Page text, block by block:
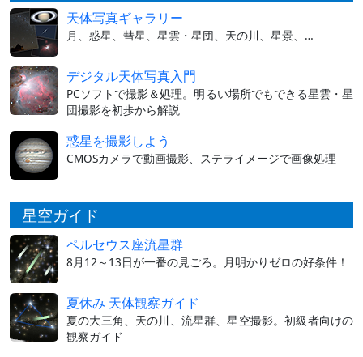
天体写真ギャラリー
月、惑星、彗星、星雲・星団、天の川、星景、…
デジタル天体写真入門
PCソフトで撮影＆処理。明るい場所でもできる星雲・星
団撮影を初歩から解説
惑星を撮影しよう
CMOSカメラで動画撮影、ステライメージで画像処理
星空ガイド
ペルセウス座流星群
8月12～13日が一番の見ごろ。月明かりゼロの好条件！
夏休み 天体観察ガイド
夏の大三角、天の川、流星群、星空撮影。初級者向けの
観察ガイド